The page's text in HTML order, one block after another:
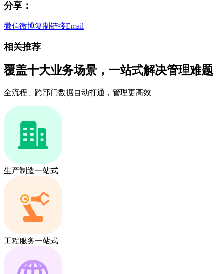
分享：
微信微博复制链接Email
相关推荐
覆盖十大业务场景，一站式解决管理难题
全流程、跨部门数据自动打通，管理更高效
生产制造一站式
工程服务一站式